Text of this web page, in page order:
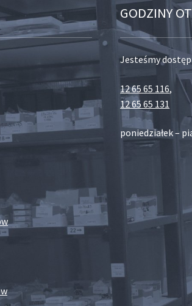
GODZINY
Jesteśmy
12 65 65 116,
12 65 65 131
poniedziałek –